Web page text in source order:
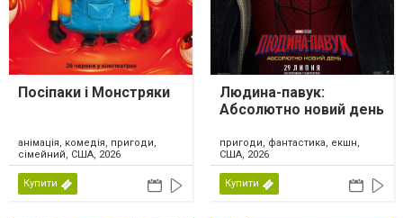
Посіпаки і Монстряки
анімація, комедія, пригоди,
сімейний, США, 2026
Купити
Людина-павук:
Абсолютно новий день
пригоди, фантастика, екшн,
США, 2026
Купити